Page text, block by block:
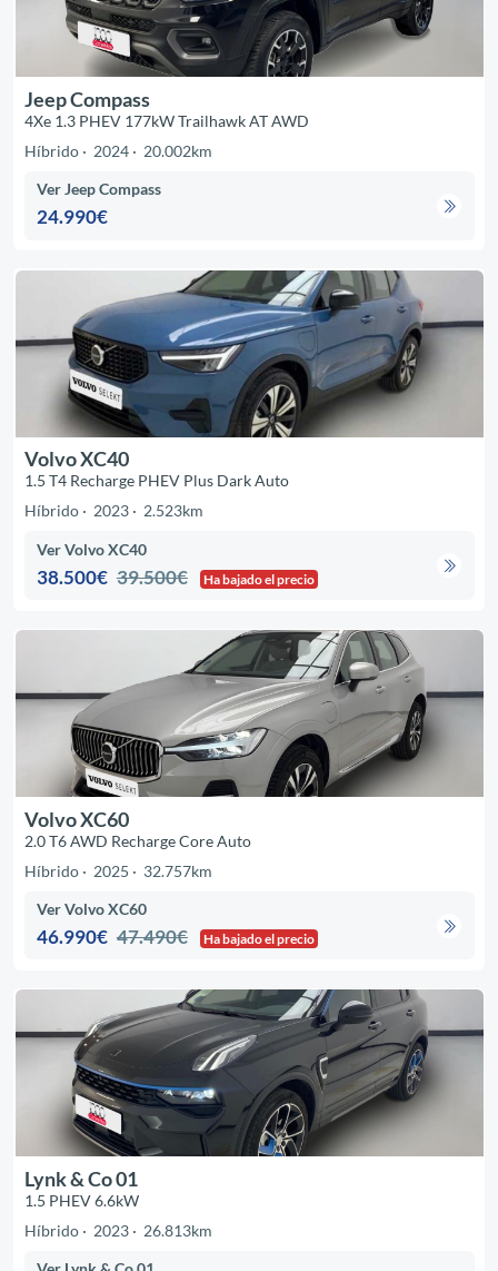
Jeep Compass
4Xe 1.3 PHEV 177kW Trailhawk AT AWD
Híbrido
2024 20.002km
Ver Jeep Compass
24.990€
Volvo XC40
1.5 T4 Recharge PHEV Plus Dark Auto
Híbrido
2023 2.523km
Ver Volvo XC40
38.500€ 39.500€ Ha bajado el precio
Volvo XC60
2.0 T6 AWD Recharge Core Auto
Híbrido
2025 32.757km
Ver Volvo XC60
46.990€ 47.490€ Ha bajado el precio
Lynk & Co 01
1.5 PHEV 6.6kW
Híbrido
2023 26.813km